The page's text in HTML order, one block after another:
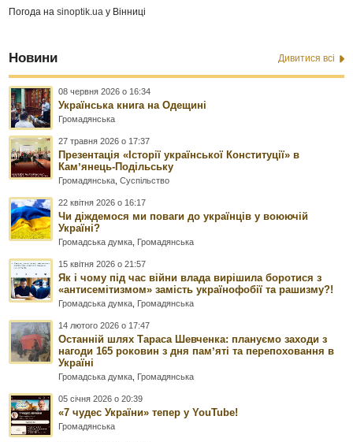
Погода наsinoptik.ua у Вінниці
Новини Дивитися всі
08 червня 2026 о 16:34
Українська книга на Одещині
Громадянська
27 травня 2026 о 17:37
Презентація «Історії української Конституції» в
Камʼянець-Подільську
Громадянська ,Суспільство
22 квітня 2026 о 16:17
Чи діждемося ми поваги до українців у воюючій
Україні?
Громадська думка Громадянська
15 квітня 2026 о 21:57
Як і чому під час війни влада вирішила боротися з
«антисемітизмом» замість українофобії та рашизму?!
Громадська думка Громадянська
14 лютого 2026 о 17:47
Останній шлях Тараса Шевченка: плануємо заходи з
нагоди 165 роковин з дня памʼяті та перепоховання в
Україні
Громадська думка Громадянська
05 січня 2026 о 20:39
«7 чудес України» тепер у YouTube!
Громадянська